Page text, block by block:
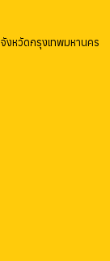
งหวัดกรุงเทพมหานคร